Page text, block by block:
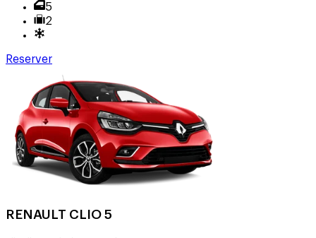
5
2
Reserver
RENAULT CLIO 5